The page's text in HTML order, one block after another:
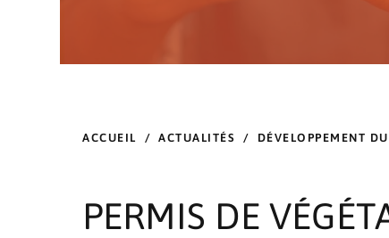
ACCUEIL / ACTUALITÉS / DÉVELOPPEMENT
PERMIS DE